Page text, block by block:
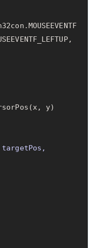
.MOUSEEVENTF
,
(x, y)
targetPos ,